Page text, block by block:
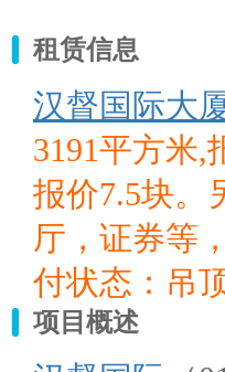
租赁信息
汉督国际大
3191平方米,
报价7.5块。
厅，证券等
付状态：吊
项目概述